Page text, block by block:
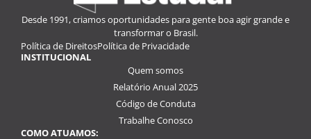
Desde 1991, criamos oportunidades para gente boa agir grande e
transformar o Brasil.
Política de DireitosPolítica de Privacidade
INSTITUCIONAL
Quem somos
Relatório Anual 2025
Código de Conduta
Trabalhe Conosco
COMO ATUAMOS: